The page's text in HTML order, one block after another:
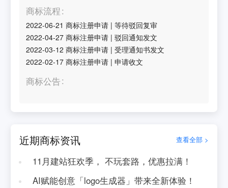
商标流程
2022-06-21 商标注册申请 |等待驳回复审
2022-04-27 商标注册申请 |驳回通知发文
2022-03-12 商标注册申请 |受理通知书发文
2022-02-17 商标注册申请 |申请收文
商标公告
近期商标资讯 查看全部 >
11月建站狂欢季， 不玩套路，优惠拉满！
AI赋能创意「logo生成器」带来全新体验！